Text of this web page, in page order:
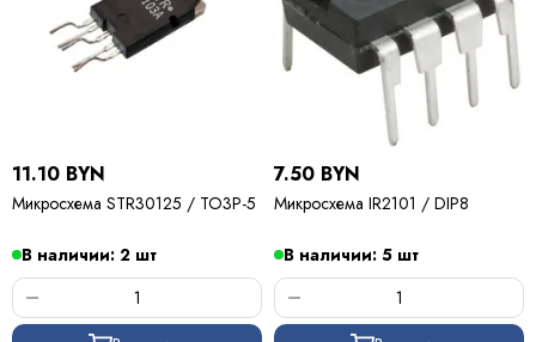
11.10 BYN
Микросхема STR30125 / TO3P-5
В наличии: 2 шт
7.50 BYN
Микросхема IR2101 / DIP8
В наличии: 5 шт